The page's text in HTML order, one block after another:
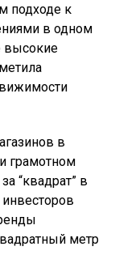
подходе к
в одном
высокие
в
грамотном
“квадрат” в
метр